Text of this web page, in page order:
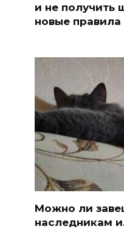
и не получить
новые правила
Можно ли
наследникам